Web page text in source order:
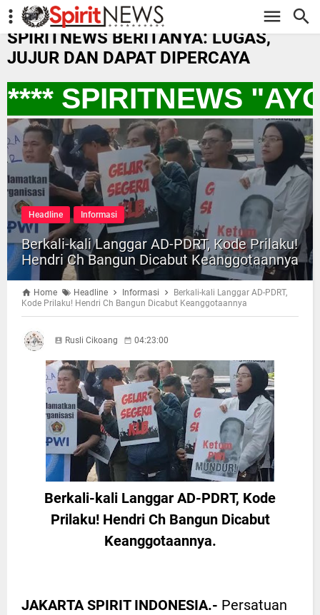
-->
SPIRITNEWS BERITANYA: LUGAS,
JUJUR DAN DAPAT DIPERCAYA
SPIRITNEWS "AYO
Headline Informasi
Berkali-kali Langgar AD-PDRT, Kode Prilaku!
Hendri Ch Bangun Dicabut Keanggotaannya
Home Headline Informasi
Berkali-kali Langgar AD-PDRT,
Kode Prilaku! Hendri Ch Bangun Dicabut Keanggotaannya
Rusli Cikoang 04:23:00
Berkali-kali Langgar AD-PDRT, Kode
Prilaku! Hendri Ch Bangun Dicabut
Keanggotaannya.
JAKARTA SPIRIT INDONESIA.- Persatuan